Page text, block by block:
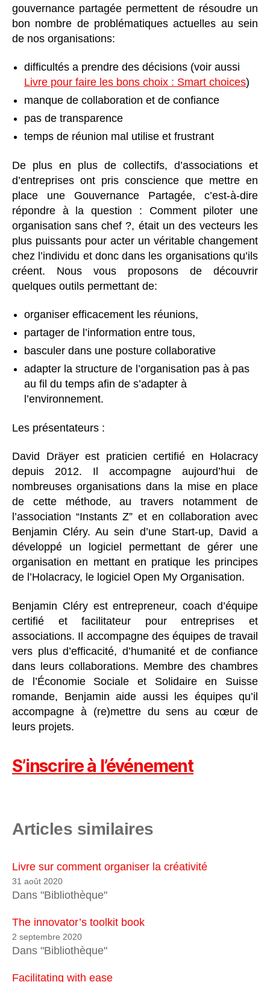
gouvernance partagée permettent de résoudre un
bon nombre de problématiques actuelles au sein
de nos organisations:
difficultés a prendre des décisions (voir aussi
Livre pour faire les bons choix : Smart choices)
manque de collaboration et de confiance
pas de transparence
temps de réunion mal utilise et frustrant
De plus en plus de collectifs, d’associations et
d’entreprises ont pris conscience que mettre en
place une Gouvernance Partagée, c’est-à-dire
répondre à la question : Comment piloter une
organisation sans chef ?, était un des vecteurs les
plus puissants pour acter un véritable changement
chez l’individu et donc dans les organisations qu’ils
créent. Nous vous proposons de découvrir
quelques outils permettant de:
organiser efficacement les réunions,
partager de l’information entre tous,
basculer dans une posture collaborative
adapter la structure de l’organisation pas à pas
au fil du temps afin de s’adapter à
l’environnement.
Les présentateurs :
David Dräyer est praticien certifié en Holacracy
depuis 2012. Il accompagne aujourd’hui de
nombreuses organisations dans la mise en place
de cette méthode, au travers notamment de
l’association “Instants Z” et en collaboration avec
Benjamin Cléry. Au sein d’une Start-up, David a
développé un logiciel permettant de gérer une
organisation en mettant en pratique les principes
de l’Holacracy, le logiciel Open My Organisation.
Benjamin Cléry est entrepreneur, coach d’équipe
certifié et facilitateur pour entreprises et
associations. Il accompagne des équipes de travail
vers plus d’efficacité, d’humanité et de confiance
dans leurs collaborations. Membre des chambres
de l’Économie Sociale et Solidaire en Suisse
romande, Benjamin aide aussi les équipes qu’il
accompagne à (re)mettre du sens au cœur de
leurs projets.
S’inscrire à l’événement
Articles similaires
Livre sur comment organiser la créativité
31 août 2020
Dans "Bibliothèque"
The innovator’s toolkit book
2 septembre 2020
Dans "Bibliothèque"
Facilitating with ease